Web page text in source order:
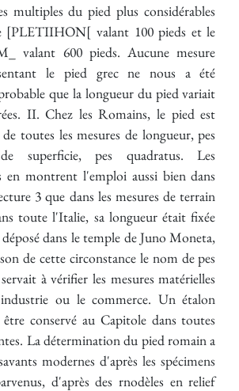
multiples du pied plus considérables
[PLETIIHON[ valant 100 pieds et le
valant 600 pieds. Aucune mesure
le pied grec ne nous a été
que la longueur du pied variait
II. Chez les Romains, le pied est
toutes les mesures de longueur, pes
superficie, pes quadratus. Les
en montrent l'emploi aussi bien dans
3 que dans les mesures de terrain
toute l'Italie, sa longueur était fixée
dans le temple de Juno Moneta,
de cette circonstance le nom de pes
à vérifier les mesures matérielles
ou le commerce. Un étalon
conservé au Capitole dans toutes
La détermination du pied romain a
modernes d'après les spécimens
d'après des rnodèles en relief